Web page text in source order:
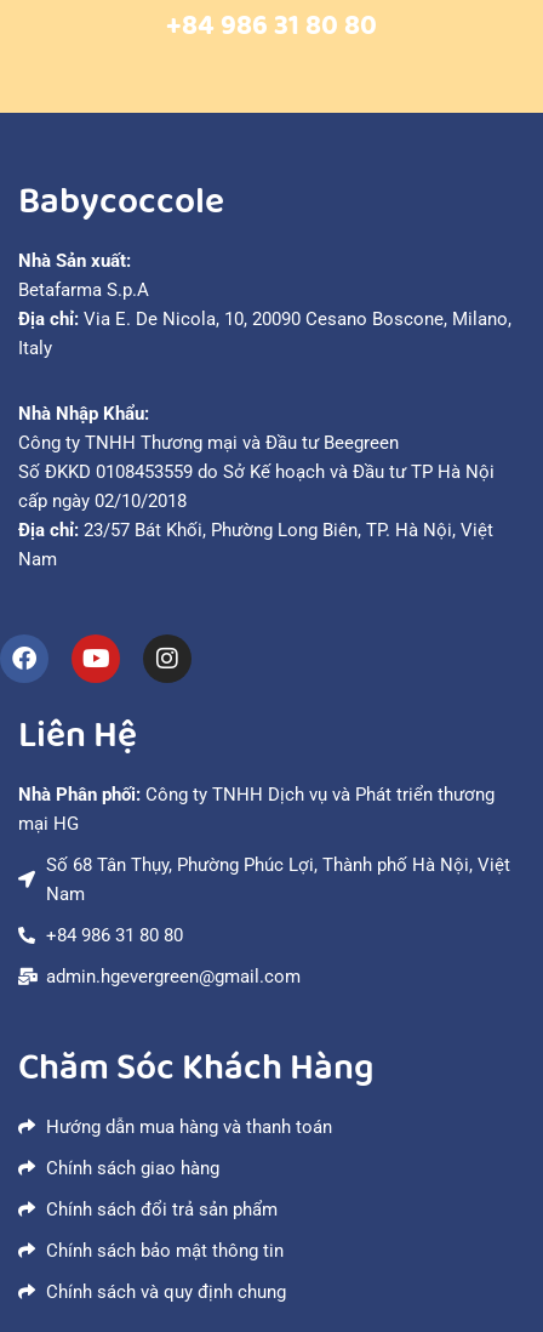
+84 986 31 80 80
Babycoccole
Nhà Sản xuất:
Betafarma S.p.A
Địa chỉ: Via E. De Nicola, 10, 20090 Cesano Boscone, Milano,
Italy
Nhà Nhập Khẩu:
Công ty TNHH Thương mại và Đầu tư Beegreen
Số ĐKKD 0108453559 do Sở Kế hoạch và Đầu tư TP Hà Nội
cấp ngày 02/10/2018
Địa chỉ: 23/57 Bát Khối, Phường Long Biên, TP. Hà Nội, Việt
Nam
Liên Hệ
Nhà Phân phối: Công ty TNHH Dịch vụ và Phát triển thương
mại HG
Số 68 Tân Thụy, Phường Phúc Lợi, Thành phố Hà Nội, Việt
Nam
+84 986 31 80 80
admin.hgevergreen@gmail.com
Chăm Sóc Khách Hàng
Hướng dẫn mua hàng và thanh toán
Chính sách giao hàng
Chính sách đổi trả sản phẩm
Chính sách bảo mật thông tin
Chính sách và quy định chung